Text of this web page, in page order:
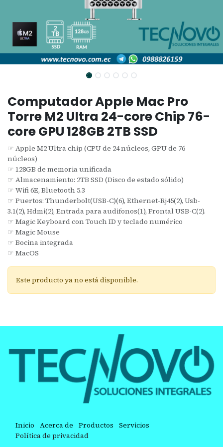
Computador Apple Mac Pro
Torre M2 Ultra 24-core Chip 76-
core GPU 128GB 2TB SSD
☞ Apple M2 Ultra chip (CPU de 24 núcleos, GPU de 76
núcleos)
☞ 128GB de memoria unificada
☞ Almacenamiento: 2TB SSD (Disco de estado sólido)
☞ Wifi 6E, Bluetooth 5.3
☞ Puertos: Thunderbolt(USB-C)(6), Ethernet-Rj45(2), Usb-
3.1(2), Hdmi(2), Entrada para audifonos(1), Frontal USB-C(2).
☞ Magic Keyboard con Touch ID y teclado numérico
☞ Magic Mouse
☞ Bocina integrada
☞ MacOS
Este producto ya no está disponible.
Inicio Acerca de Productos Servicios
Política de privacidad